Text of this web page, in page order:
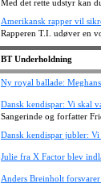
Med det rette udstyr kan
Amerikansk rapper vil
Rapperen T.I. udøver en
BT Underholdning
Ny royal ballade:
Dansk kendispar: Vi skal
Sangerinde og forfatter
Dansk kendispar jubler:
Julie fra X Factor blev
Anders Breinholt